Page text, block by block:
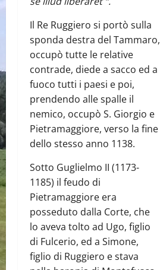
Il Re Ruggiero si portò sulla
sponda destra del Tammaro,
occupò tutte le relative
contrade, diede a sacco ed a
fuoco tutti i paesi e poi,
prendendo alle spalle il
nemico, occupò S. Giorgio e
Pietramaggiore, verso la fine
dello stesso anno 1138.
Sotto Guglielmo II (1173-
1185) il feudo di
Pietramaggiore era
posseduto dalla Corte, che
lo aveva tolto ad Ugo, figlio
di Fulcerio, ed a Simone,
figlio di Ruggiero e stava